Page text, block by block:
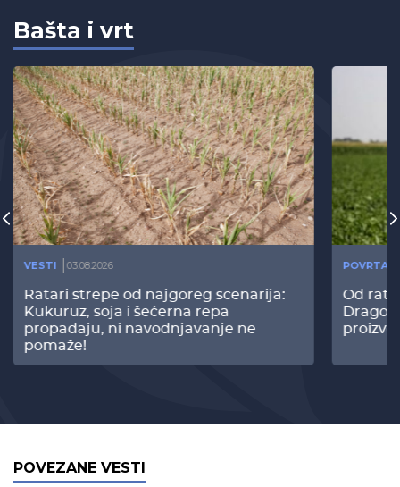
Bašta i vrt
VESTI 03.08.2026
Ratari strepe od najgoreg scenarija:
Kukuruz, soja i šećerna repa
propadaju, ni navodnjavanje ne
pomaže!
Od
POVEZANE VESTI